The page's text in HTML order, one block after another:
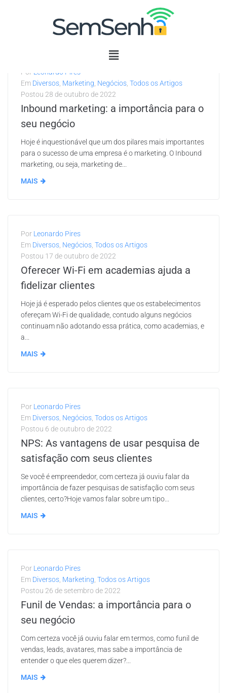
Por Leonardo Pires
Em Diversos Marketing Negócios Todos os Artigos
Postou 28 de outubro de 2022
Inbound marketing: a importância para o
seu negócio
Hoje é inquestionável que um dos pilares mais importantes
para o sucesso de uma empresa é o marketing. O Inbound
marketing, ou seja, marketing de...
MAIS
Por Leonardo Pires
Em Diversos Negócios Todos os Artigos
Postou 17 de outubro de 2022
Oferecer Wi-Fi em academias ajuda a
fidelizar clientes
Hoje já é esperado pelos clientes que os estabelecimentos
ofereçam Wi-Fi de qualidade, contudo alguns negócios
continuam não adotando essa prática, como academias, e
a...
MAIS
Por Leonardo Pires
Em Diversos Negócios Todos os Artigos
Postou 6 de outubro de 2022
NPS: As vantagens de usar pesquisa de
satisfação com seus clientes
Se você é empreendedor, com certeza já ouviu falar da
importância de fazer pesquisas de satisfação com seus
clientes, certo?Hoje vamos falar sobre um tipo...
MAIS
Por Leonardo Pires
Em Diversos Marketing Todos os Artigos
Postou 26 de setembro de 2022
Funil de Vendas: a importância para o
seu negócio
Com certeza você já ouviu falar em termos, como funil de
vendas, leads, avatares, mas sabe a importância de
entender o que eles querem dizer?...
MAIS